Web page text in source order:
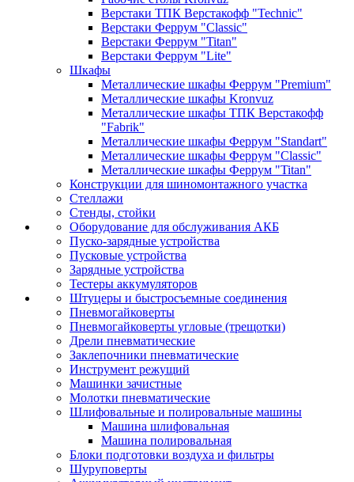
Верстаки ТПК Верстакофф "Technic"
Верстаки Феррум "Classic"
Верстаки Феррум "Titan"
Верстаки Феррум "Lite"
Шкафы
Металлические шкафы Феррум "Premium"
Металлические шкафы Kronvuz
Металлические шкафы ТПК Верстакофф
"Fabrik"
Металлические шкафы Феррум "Standart"
Металлические шкафы Феррум "Classic"
Металлические шкафы Феррум "Titan"
Конструкции для шиномонтажного участка
Стеллажи
Стенды, стойки
Оборудование для обслуживания АКБ
Пуско-зарядные устройства
Пусковые устройства
Зарядные устройства
Тестеры аккумуляторов
Штуцеры и быстросъемные соединения
Пневмогайковерты
Пневмогайковерты угловые (трещотки)
Дрели пневматические
Заклепочники пневматические
Инструмент режущий
Машинки зачистные
Молотки пневматические
Шлифовальные и полировальные машины
Машина шлифовальная
Машина полировальная
Блоки подготовки воздуха и фильтры
Шуруповерты